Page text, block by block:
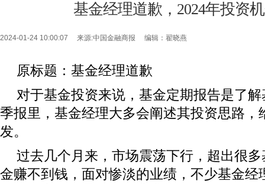
基金经理道歉，2024年投资
2024-01-24 10:00:07 来源:中国金融商报 编辑：翟晓燕
原标题：基金经理道歉
对于基金投资来说，基金定期报告是了
季报里，基金经理大多会阐述其投资思路，
发。
过去几个月来，市场震荡下行，超出很
金赚不到钱，面对惨淡的业绩，不少基金经